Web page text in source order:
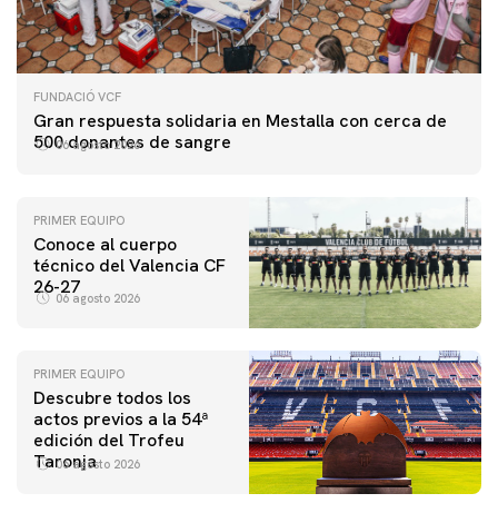
FUNDACIÓ VCF
Gran respuesta solidaria en Mestalla con cerca de
500 donantes de sangre
06 agosto 2026
PRIMER EQUIPO
Conoce al cuerpo
técnico del Valencia CF
26-27
06 agosto 2026
PRIMER EQUIPO
Descubre todos los
actos previos a la 54ª
edición del Trofeu
Taronja
06 agosto 2026